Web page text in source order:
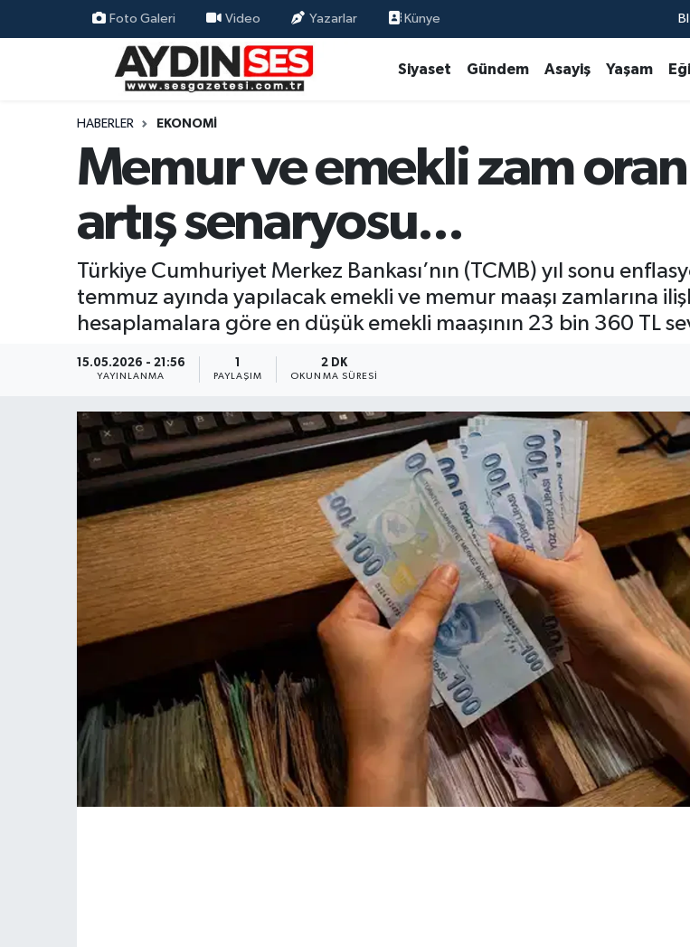
Foto Galeri Video Yazarlar Künye
Siyaset Gündem Asayiş Yaşam
HABERLER EKONOMI
Memur ve emekli zam
artış senaryosu...
Türkiye Cumhuriyet Merkez Bankası’nın (TCMB) yıl sonu
temmuz ayında yapılacak emekli ve memur maaşı zamlarına
hesaplamalara göre en düşük emekli maaşının 23 bin 360 TL
15.05.2026 - 21:56
YAYINLANMA PAYLAŞIM
2 DK
OKUNMA SÜRESI
Siyaset
Eğitim
Aydın Nöbetçi Eczaneler
Aydin Namaz Vakitleri
Aydın Trafik Yoğunluk Haritası
Tüm Manşetler